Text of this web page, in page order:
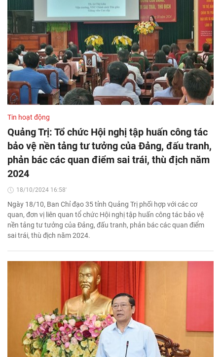
Tin hoạt động
Quảng Trị: Tổ chức Hội nghị tập huấn công tác
bảo vệ nền tảng tư tưởng của Đảng, đấu tranh,
phản bác các quan điểm sai trái, thù địch năm
2024
18/10/2024 16:58'
Ngày 18/10, Ban Chỉ đạo 35 tỉnh Quảng Trị phối hợp với các cơ
quan, đơn vị liên quan tổ chức Hội nghị tập huấn công tác bảo vệ
nền tảng tư tưởng của Đảng, đấu tranh, phản bác các quan điểm
sai trái, thù địch năm 2024.